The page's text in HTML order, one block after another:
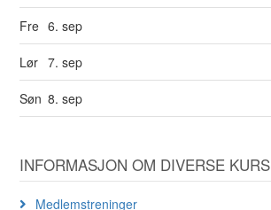
Fre 6. sep
Lør 7. sep
Søn 8. sep
INFORMASJON OM DIVERSE KURS
Medlemstreninger